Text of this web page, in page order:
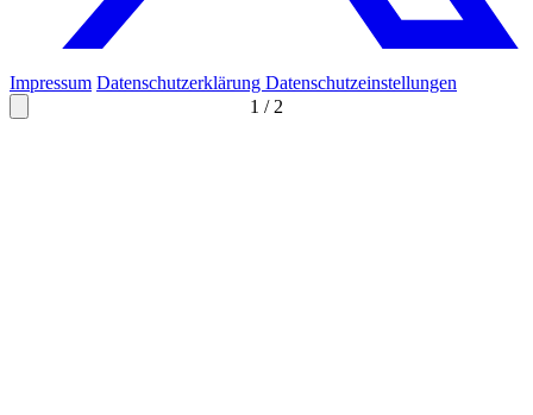
1 / 2
Impressum Datenschutzerklärung Datenschutzeinstellungen